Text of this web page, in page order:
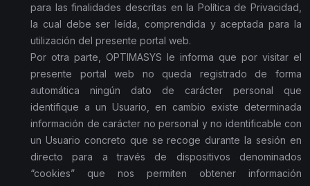
para las finalidades descritas en la Política de Privacidad,
la cual debe ser leída, comprendida y aceptada para la
utilización del presente portal web.
Por otra parte, OPTIMASYS le informa que por visitar el
presente portal web no queda registrado de forma
automática ningún dato de carácter personal que
identifique a un Usuario, en cambio existe determinada
información de carácter no personal y no identificable con
un Usuario concreto que se recoge durante la sesión en
directo para a través de dispositivos denominados
“cookies” que nos permiten obtener información